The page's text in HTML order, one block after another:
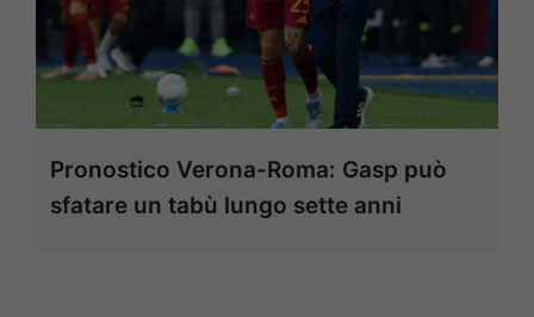
Pronostico Verona-Roma: Gasp può
sfatare un tabù lungo sette anni